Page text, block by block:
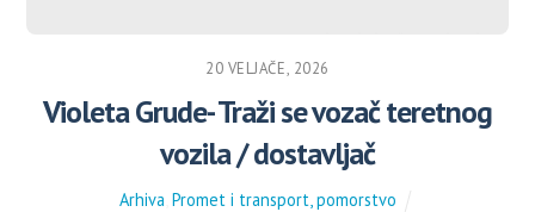
20 VELJAČE, 2026
Violeta Grude- Traži se vozač teretnog
vozila / dostavljač
Arhiva Promet i transport, pomorstvo